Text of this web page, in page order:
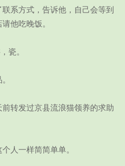
方式，告诉他，自己会等到
他吃晚饭。
瓷。
转发过京县流浪猫领养的求助
人一样简简单单。